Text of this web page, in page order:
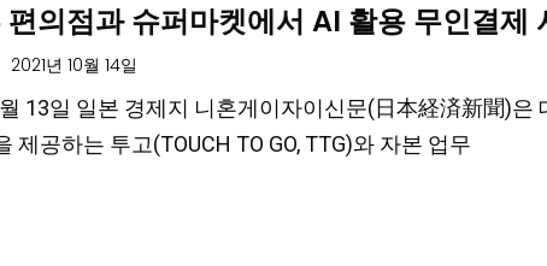
편의점과 슈퍼마켓에서 AI 활용 무인결제
2021년 10월 14일
13일 일본 경제지 니혼게이자이신문(日本経済新聞)은
제공하는 투고(TOUCH TO GO, TTG)와 자본 업무